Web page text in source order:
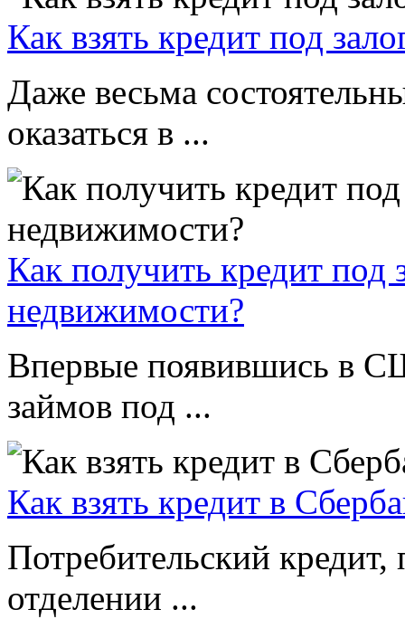
Как взять кредит под
Даже весьма
оказаться в ...
Как получить кредит под
недвижимости?
Впервые появившись в
займов под ...
Как взять кредит в
Потребительский
отделении ...